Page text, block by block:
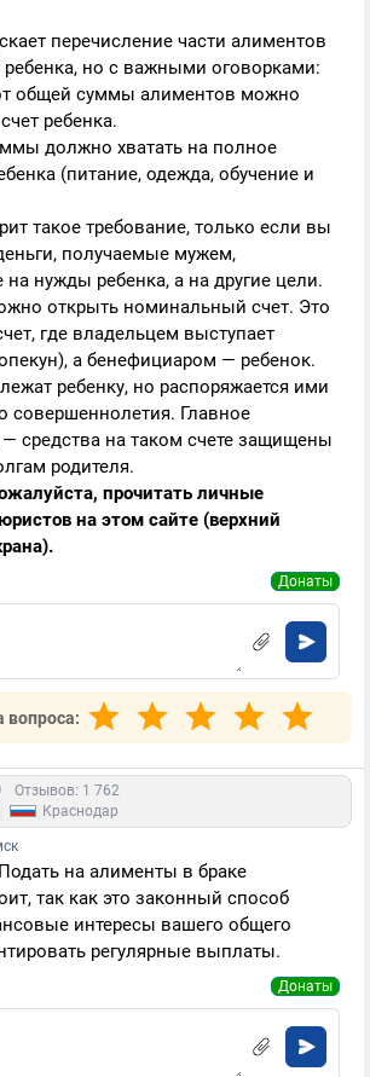
перечисление части алиментов
ребенка, но с важными оговорками:
общей суммы алиментов можно
ребенка.
должно хватать на полное
(питание, одежда, обучение и
такое требование, только если вы
получаемые мужем,
на нужды ребенка, а на другие цели.
открыть номинальный счет. Это
где владельцем выступает
а бенефициаром — ребенок.
ребенку, но распоряжается ими
совершеннолетия. Главное
средства на таком счете защищены
родителя.
прочитать личные
на этом сайте (верхний
Донаты
вопроса:
Отзывов: 1 762
Краснодар
на алименты в браке
так как это законный способ
интересы вашего общего
регулярные выплаты.
Донаты